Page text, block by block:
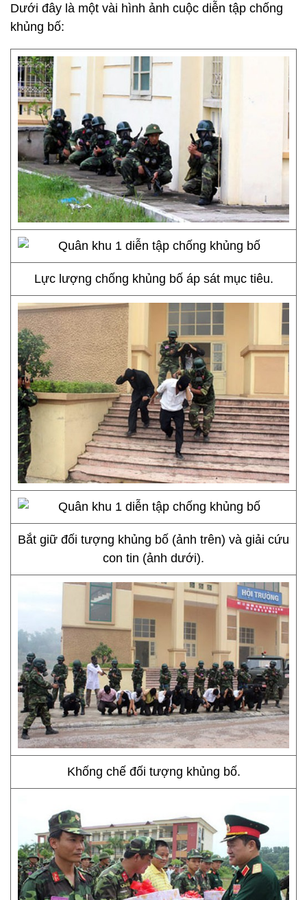
Dưới đây là một vài hình ảnh cuộc diễn tập chống
khủng bố:
Lực lượng chống khủng bố áp sát mục tiêu.
Bắt giữ đối tượng khủng bố (ảnh trên) và giải cứu
con tin (ảnh dưới).
Khống chế đối tượng khủng bố.